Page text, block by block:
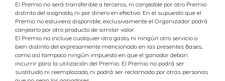
El Premio no será transferible a terceros, ni canjeable por otro Premio
distinto del asignado, ni por dinero en efectivo. En el supuesto que el
Premio no estuviera disponible, exclusivamente el Organizador podrá
canjearlo por otro producto de similar valor.
El Premio no incluye cualquier otro gasto, ni ningún otro servicio o
bien distinto del expresamente mencionado en las presentes Bases,
como así tampoco ningún impuesto en que el ganador deban
incurrir para la utilización del Premio. El Premio no podrá ser
sustituido ni reemplazado, ni podrá ser reclamado por otras personas